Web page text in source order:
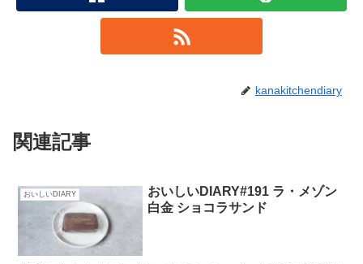
kanakitchendiary
関連記事
おいしいDIARY
おいしいDIARY#191 ラ・メゾン
白金 ショコラサンド